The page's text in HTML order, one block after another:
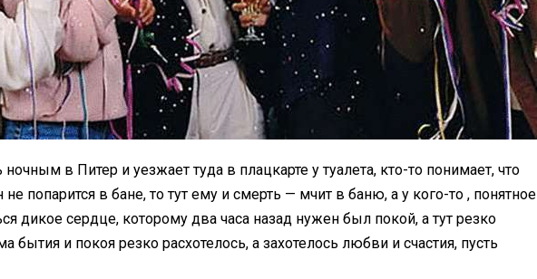
ночным в Питер и уезжает туда в плацкарте у туалета, кто-то понимает, что
попарится в бане, то тут ему и смерть — мчит в баню, а у кого-то , понятное
дикое сердце, которому два часа назад нужен был покой, а тут резко
бытия и покоя резко расхотелось, а захотелось любви и счастия, пусть